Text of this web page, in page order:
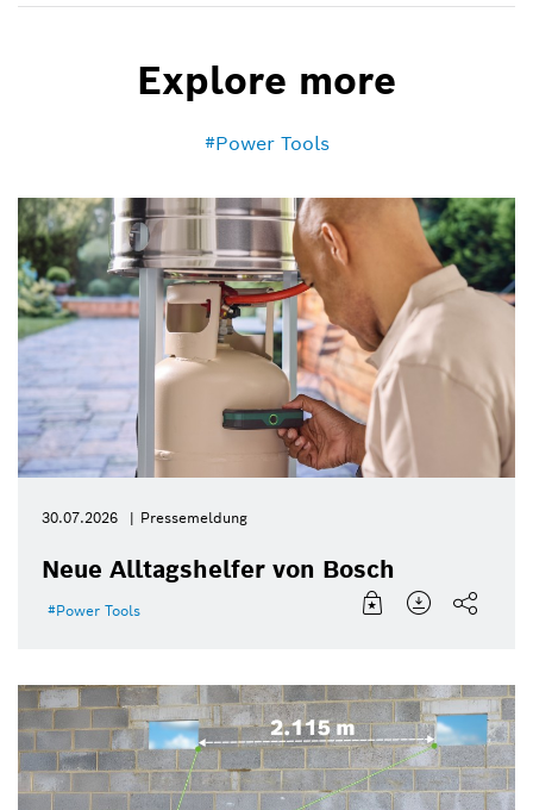
Explore more
Power Tools
30.07.2026 Pressemeldung
Neue Alltagshelfer von Bosch
Power Tools